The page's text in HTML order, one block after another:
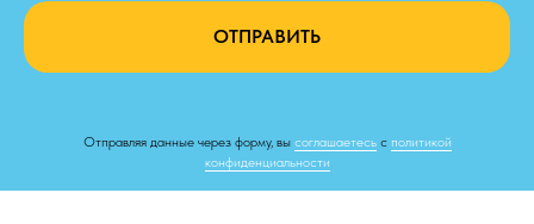
ОТПРАВИТЬ
Отправляя данные через форму, вы соглашаетесьс политикой
конфиденциальности